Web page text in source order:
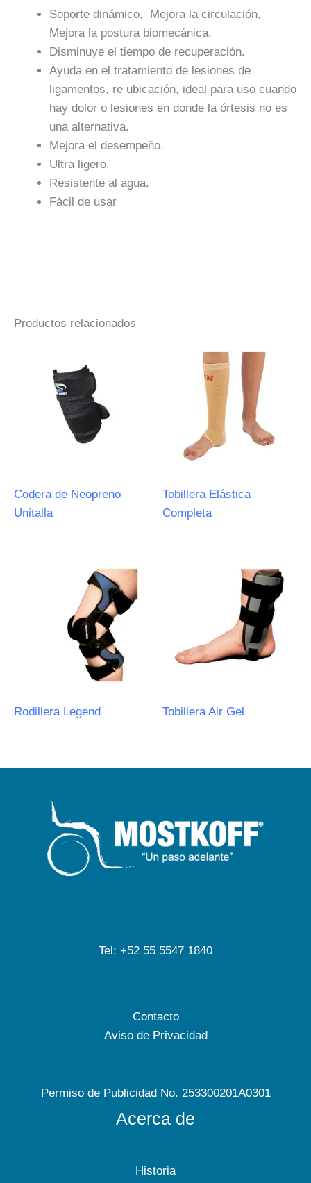
Soporte dinámico, Mejora la circulación,
Mejora la postura biomecánica.
Disminuye el tiempo de recuperación.
Ayuda en el tratamiento de lesiones de
ligamentos, re ubicación, ideal para uso cuando
hay dolor o lesiones en donde la órtesis no es
una alternativa.
Mejora el desempeño.
Ultra ligero.
Resistente al agua.
Fácil de usar
Productos relacionados
Codera de Neopreno
Unitalla
Tobillera Elástica
Completa
Rodillera Legend Tobillera Air Gel
Tel: +52 55 5547 1840
Contacto
Aviso de Privacidad
Permiso de Publicidad No. 253300201A0301
Acerca de
Historia